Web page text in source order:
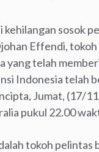
kehilangan sosok
Effendi,
yang telah
Indonesia telah
Jumat, (17/
pukul 22.00
tokoh pelintas